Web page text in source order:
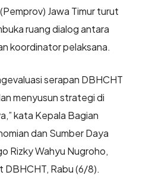
Jawa Timur turut
ruang dialog antara
koordinator pelaksana.
serapan DBHCHT
menyusun strategi di
kata Kepala Bagian
dan Sumber Daya
Rizky Wahyu Nugroho,
DBHCHT, Rabu (6/8).